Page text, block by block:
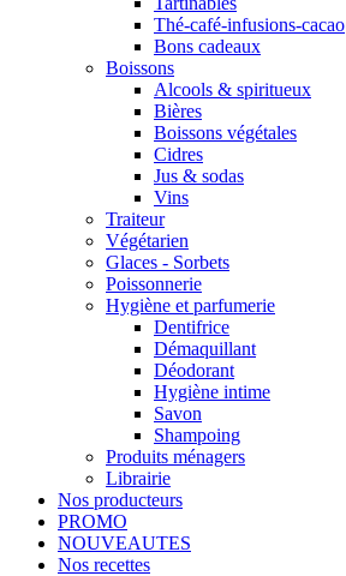
Thé-café-infusions-cacao
Bons cadeaux
Boissons
Alcools & spiritueux
Bières
Boissons végétales
Cidres
Jus & sodas
Vins
Traiteur
Végétarien
Glaces - Sorbets
Poissonnerie
Hygiène et parfumerie
Dentifrice
Démaquillant
Déodorant
Hygiène intime
Savon
Shampoing
Produits ménagers
Librairie
Nos producteurs
PROMO
NOUVEAUTES
Nos recettes